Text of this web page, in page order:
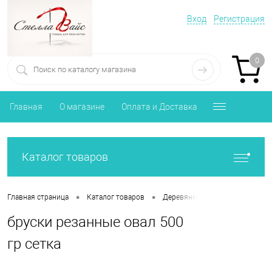
Вход Регистрация
0
Главная О магазине Оплата и Доставка
Каталог товаров
Главная страница • Каталог товаров • Деревянные заготовки
бруски резанные овал 500
гр сетка